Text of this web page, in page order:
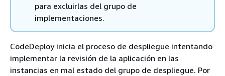
para excluirlas del grupo de
implementaciones.
CodeDeploy inicia el proceso de despliegue intentando
implementar la revisión de la aplicación en las
instancias en mal estado del grupo de despliegue. Por